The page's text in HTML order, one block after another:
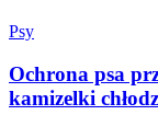
Psy
Ochrona psa
kamizelki